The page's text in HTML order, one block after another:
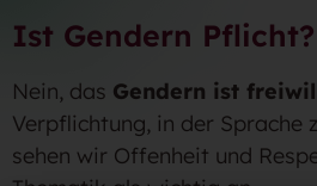
Ist Gendern Pflicht?
Nein, das Gendern ist
Verpflichtung, in der Sprache
sehen wir Offenheit und